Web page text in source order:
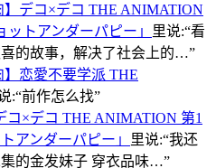
】デコ×デコ THE ANIMATION
ットアンダーパピー」
里说:“看
的故事，解决了社会上的…”
】恋愛不要学派 THE
:“前作怎么找”
コ×デコ THE ANIMATION 第1
アンダーパピー」
里说:“我还
的金发妹子 穿衣品味…”